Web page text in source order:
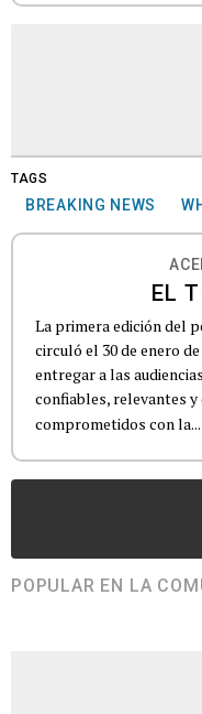
TAGS
BREAKING NEWS
EL
La primera edición del
circuló el 30 de enero
entregar a las
confiables, relevantes
comprometidos con la...
POPULAR EN LA